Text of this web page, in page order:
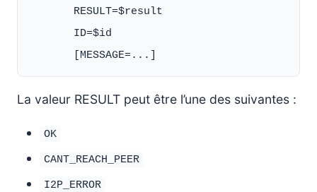
       RESULT=$result
       ID=$id
La valeur RESULT peut être l’une des suivantes :
OK
CANT_REACH_PEER
I2P_ERROR